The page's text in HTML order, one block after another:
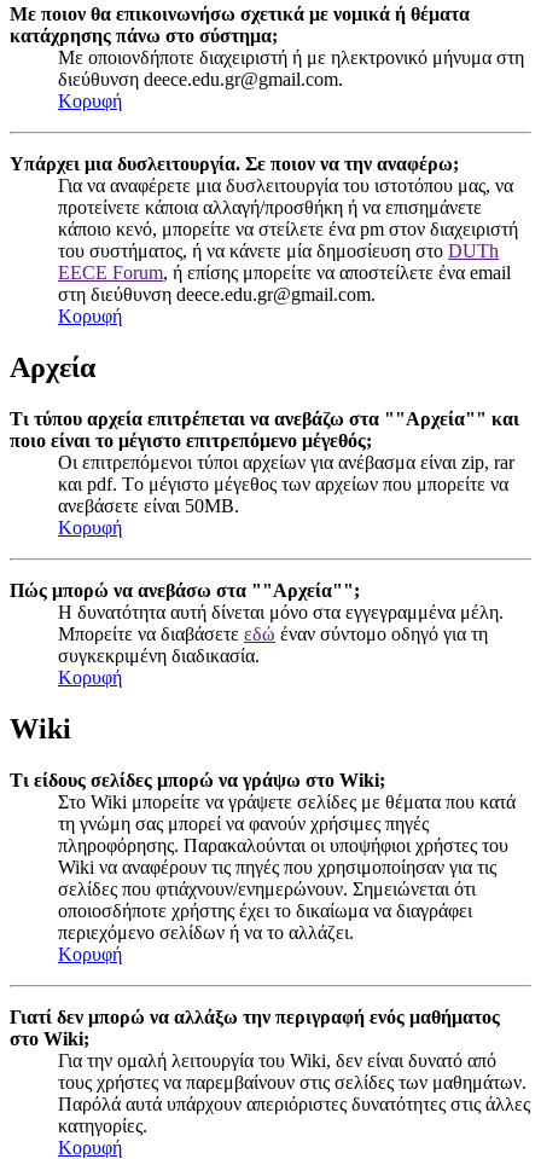
Με ποιον θα επικοινωνήσω σχετικά με νομικά ή θέματα
κατάχρησης πάνω στο σύστημα;
Με οποιονδήποτε διαχειριστή ή με ηλεκτρονικό μήνυμα στη
διεύθυνση deece.edu.gr@gmail.com.
Κορυφή
Υπάρχει μια δυσλειτουργία. Σε ποιον να την αναφέρω;
Για να αναφέρετε μια δυσλειτουργία του ιστοτόπου μας, να
προτείνετε κάποια αλλαγή/προσθήκη ή να επισημάνετε
κάποιο κενό, μπορείτε να στείλετε ένα pm στον διαχειριστή
του συστήματος, ή να κάνετε μία δημοσίευση στο DUTh
EECE Forum, ή επίσης μπορείτε να αποστείλετε ένα email
στη διεύθυνση deece.edu.gr@gmail.com.
Κορυφή
Αρχεία
Τι τύπου αρχεία επιτρέπεται να ανεβάζω στα ""Αρχεία"" και
ποιο είναι το μέγιστο επιτρεπόμενο μέγεθός;
Οι επιτρεπόμενοι τύποι αρχείων για ανέβασμα είναι zip, rar
και pdf. Tο μέγιστο μέγεθος των αρχείων που μπορείτε να
ανεβάσετε είναι 50MB.
Κορυφή
Πώς μπορώ να ανεβάσω στα ""Αρχεία"";
Η δυνατότητα αυτή δίνεται μόνο στα εγγεγραμμένα μέλη.
Μπορείτε να διαβάσετε εδώ έναν σύντομο οδηγό για τη
συγκεκριμένη διαδικασία.
Κορυφή
Wiki
Τι είδους σελίδες μπορώ να γράψω στο Wiki;
Στο Wiki μπορείτε να γράψετε σελίδες με θέματα που κατά
τη γνώμη σας μπορεί να φανούν χρήσιμες πηγές
πληροφόρησης. Παρακαλούνται οι υποψήφιοι χρήστες του
Wiki να αναφέρουν τις πηγές που χρησιμοποίησαν για τις
σελίδες που φτιάχνουν/ενημερώνουν. Σημειώνεται ότι
οποιοσδήποτε χρήστης έχει το δικαίωμα να διαγράφει
περιεχόμενο σελίδων ή να το αλλάζει.
Κορυφή
Γιατί δεν μπορώ να αλλάξω την περιγραφή ενός μαθήματος
στο Wiki;
Για την ομαλή λειτουργία του Wiki, δεν είναι δυνατό από
τους χρήστες να παρεμβαίνουν στις σελίδες των μαθημάτων.
Παρόλά αυτά υπάρχουν απεριόριστες δυνατότητες στις άλλες
κατηγορίες.
Κορυφή